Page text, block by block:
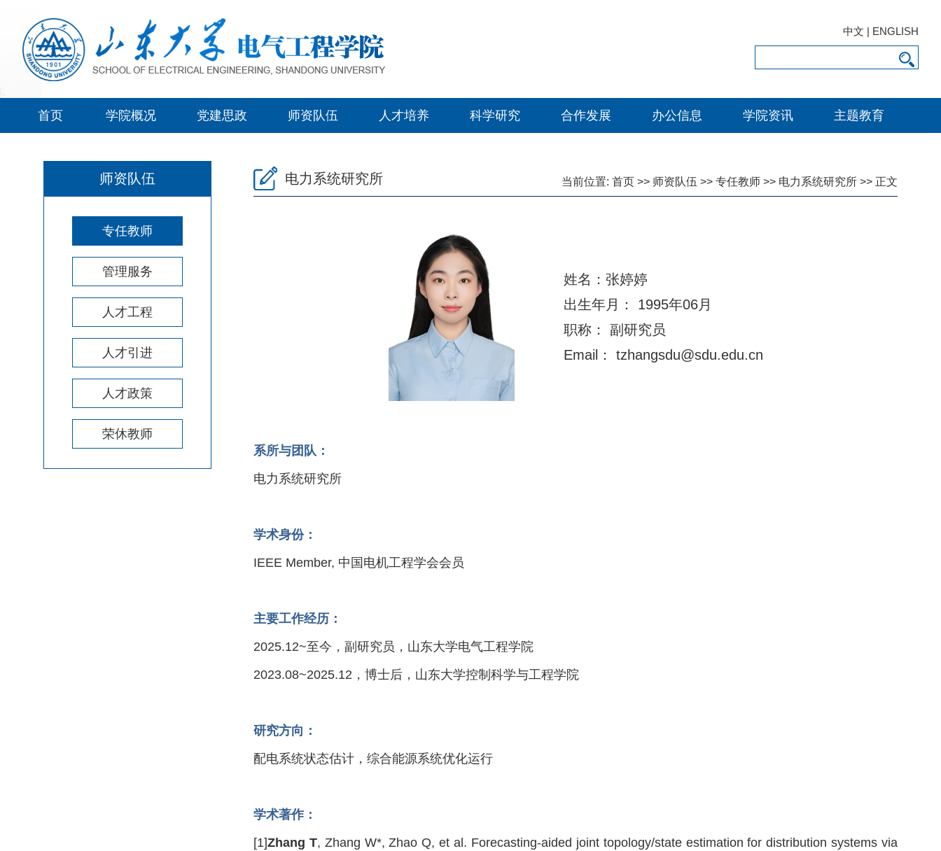
中文 | ENGLISH
首页 学院概况 党建思政 师资队伍 人才培养 科学研究 合作发展 办公信息 学院资讯 主题教育
师资队伍
专任教师
管理服务
人才工程
人才引进
人才政策
荣休教师
电力系统研究所 当前位置: 首页 >> 师资队伍 >> 专任教师 >> 电力系统研究所 >> 正文
姓名：张婷婷
出生年月： 1995年06月
职称： 副研究员
Email： tzhangsdu@sdu.edu.cn
系所与团队：
电力系统研究所
学术身份：
IEEE Member, 中国电机工程学会会员
主要工作经历：
2025.12~至今，副研究员，山东大学电气工程学院
2023.08~2025.12，博士后，山东大学控制科学与工程学院
研究方向：
配电系统状态估计，综合能源系统优化运行
学术著作：
[1]Zhang T, Zhang W*, Zhao Q, et al. Forecasting-aided joint topology/state estimation for distribution systems via